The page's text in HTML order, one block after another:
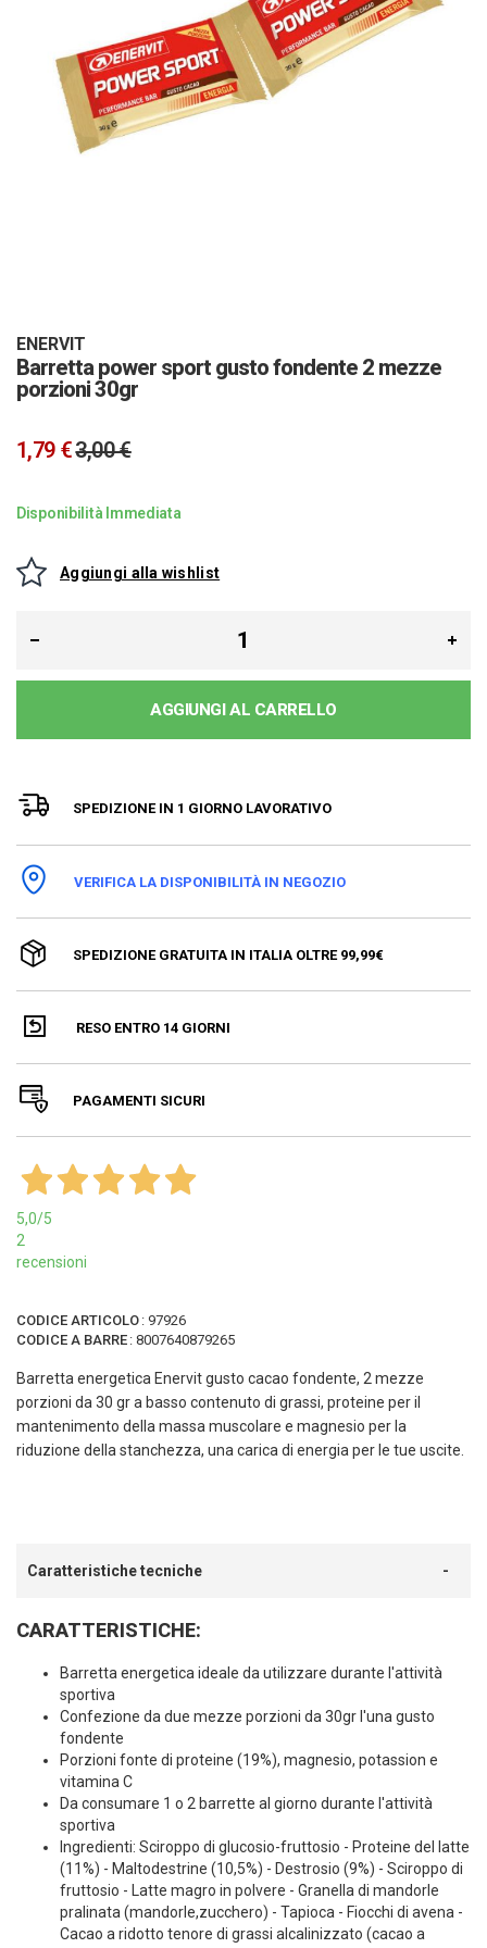
ENERVIT
Barretta power sport gusto fondente 2 mezze
porzioni 30gr
1,79 €3,00 €
Disponibilità Immediata
Aggiungi alla wishlist
AGGIUNGI AL CARRELLO
SPEDIZIONE IN 1 GIORNO LAVORATIVO
VERIFICA LA DISPONIBILITÀ IN NEGOZIO
SPEDIZIONE GRATUITA IN ITALIA OLTRE 99,99€
RESO ENTRO 14 GIORNI
PAGAMENTI SICURI
5,0/5
2
recensioni
CODICE ARTICOLO : 97926
CODICE A BARRE : 8007640879265
Barretta energetica Enervit gusto cacao fondente, 2 mezze
porzioni da 30 gr a basso contenuto di grassi, proteine per il
mantenimento della massa muscolare e magnesio per la
riduzione della stanchezza, una carica di energia per le tue uscite.
galleria
di
immagini
Caratteristiche tecniche
CARATTERISTICHE:
Barretta energetica ideale da utilizzare durante l'attività
sportiva
Confezione da due mezze porzioni da 30gr l'una gusto
fondente
Porzioni fonte di proteine (19%), magnesio, potassion e
vitamina C
Da consumare 1 o 2 barrette al giorno durante l'attività
sportiva
Ingredienti: Sciroppo di glucosio-fruttosio - Proteine del latte
(11%) - Maltodestrine (10,5%) - Destrosio (9%) - Sciroppo di
fruttosio - Latte magro in polvere - Granella di mandorle
pralinata (mandorle,zucchero) - Tapioca - Fiocchi di avena -
Cacao a ridotto tenore di grassi alcalinizzato (cacao a